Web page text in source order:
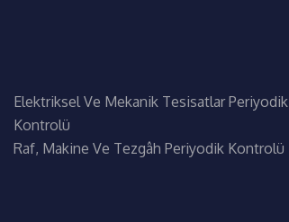
Elektriksel Ve Mekanik Tesisatlar Periyodik
Kontrolü
Raf, Makine Ve Tezgâh Periyodik Kontrolü